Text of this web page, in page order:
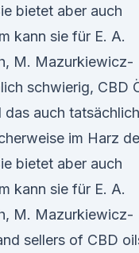
bietet aber auch
kann sie für E. A.
M. Mazurkiewicz-
schwierig, CBD
auch tatsächlich
im Harz
bietet aber auch
kann sie für E. A.
M. Mazurkiewicz-
sellers of CBD